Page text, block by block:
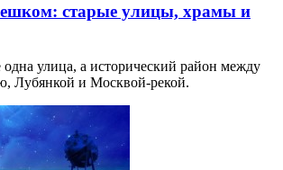
старые улицы, храмы и
улица, а исторический район между
Лубянкой и Москвой-рекой.